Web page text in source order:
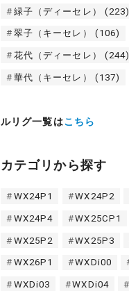
緑子（ディーセレ） (223)
翠子（キーセレ） (106)
花代（ディーセレ） (244)
華代（キーセレ） (137)
ルリグ一覧はこちら
カテゴリから探す
WX24P1 WX24P2
WX24P4 WX25CP1
WX25P2 WX25P3
WX26P1 WXDi00
WXDi03 WXDi04